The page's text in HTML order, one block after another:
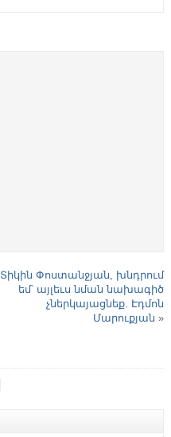
Տիկին Փոստանջյան, խնդրում
եմ՝ այլեւս նման նախագիծ
չներկայացնեք. Էդմոն
Մարուքյան »